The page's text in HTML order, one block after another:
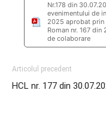
Nr.178 din
evenimentului de
2025 aprobat prin
Roman nr. 167
de colaborare
Articolul precedent
HCL nr. 177 din